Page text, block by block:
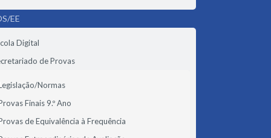
EE
Digital
de Provas
Normas
Finais 9.º Ano
de Equivalência à Frequência